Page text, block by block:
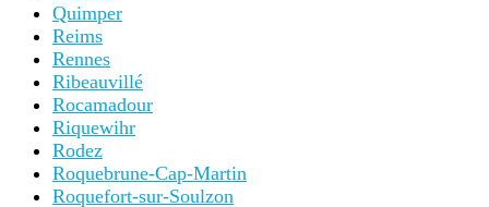
Quimper
Reims
Rennes
Ribeauvillé
Rocamadour
Riquewihr
Rodez
Roquebrune-Cap-Martin
Roquefort-sur-Soulzon